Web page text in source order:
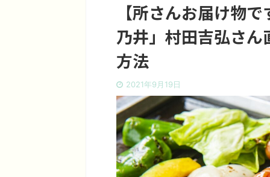
【所さんお届け物
乃井」村田吉弘さん
方法
2021年9月19日